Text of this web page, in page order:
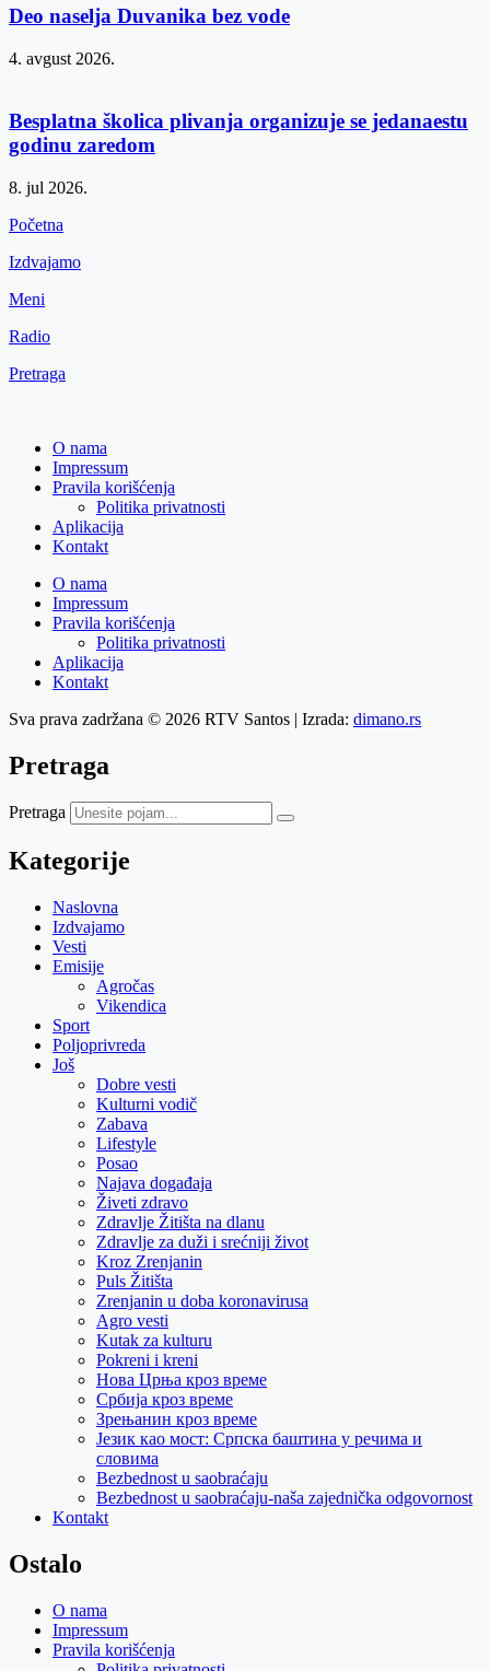
Deo naselja Duvanika bez vode
4. avgust 2026.
Besplatna školica plivanja organizuje se jedanaestu
godinu zaredom
8. jul 2026.
Početna
Izdvajamo
Meni
Radio
Pretraga
O nama
Impressum
Pravila korišćenja
Politika privatnosti
Aplikacija
Kontakt
O nama
Impressum
Pravila korišćenja
Politika privatnosti
Aplikacija
Kontakt
Sva prava zadržana © 2026 RTV Santos | Izrada: dimano.rs
Pretraga
Pretraga
Kategorije
Naslovna
Izdvajamo
Vesti
Emisije
Agročas
Vikendica
Sport
Poljoprivreda
Još
Dobre vesti
Kulturni vodič
Zabava
Lifestyle
Posao
Najava događaja
Živeti zdravo
Zdravlje Žitišta na dlanu
Zdravlje za duži i srećniji život
Kroz Zrenjanin
Puls Žitišta
Zrenjanin u doba koronavirusa
Agro vesti
Kutak za kulturu
Pokreni i kreni
Нова Црња кроз време
Србија кроз време
Зрењанин кроз време
Језик као мост: Српска баштина у речима и
словима
Bezbednost u saobraćaju
Bezbednost u saobraćaju-naša zajednička odgovornost
Kontakt
Ostalo
O nama
Impressum
Pravila korišćenja